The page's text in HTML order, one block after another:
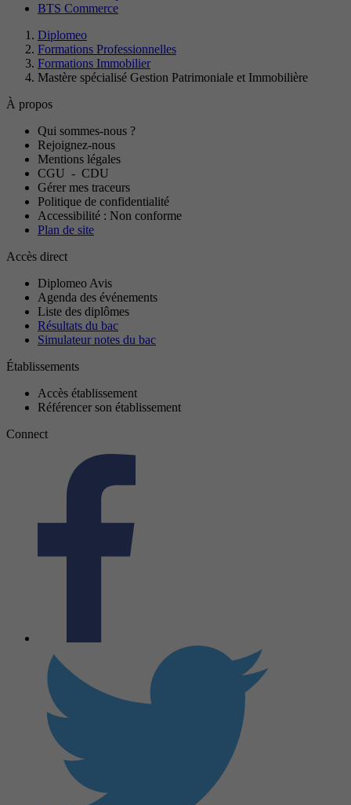
BTS Commerce
Diplomeo
Formations Professionnelles
Formations Immobilier
Mastère spécialisé Gestion Patrimoniale et Immobilière
À propos
Qui sommes-nous ?
Rejoignez-nous
Mentions légales
CGU - CDU
Gérer mes traceurs
Politique de confidentialité
Accessibilité : Non conforme
Plan de site
Accès direct
Diplomeo Avis
Agenda des événements
Liste des diplômes
Résultats du bac
Simulateur notes du bac
Établissements
Accès établissement
Référencer son établissement
Connect